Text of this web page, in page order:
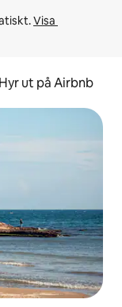
Visa
Hyr ut på Airbnb